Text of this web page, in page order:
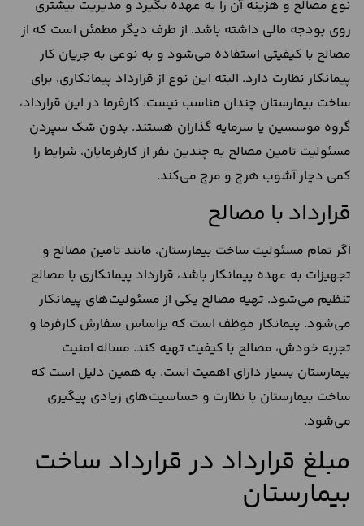
نوع مصالح و هزینه آن را به‌ عهده بگیرد و مدیریت بیشتری
روی بودجه مالی داشته باشد. از طرف دیگر مطمئن است که از
مصالح با کیفیتی استفاده می‌شود و به نوعی به جریان کار
پیمانکار نظارت دارد. البته این نوع از قرارداد پیمانکاری، برای
ساخت بیمارستان چندان مناسب نیست. کارفرما در این قرارداد،
گروه موسسین یا سرمایه گذاران هستند. بدون شک سپردن
مسئولیت تامین مصالح به چندین نفر از کارفرمایان، شرایط را
کمی دچار آشوب هرج و مرج می‌کند.
قرارداد با مصالح
اگر تمام مسئولیت ساخت بیمارستان، مانند تامین مصالح و
تجهیزات به عهده پیمانکار باشد، قرارداد پیمانکاری با مصالح
تنظیم می‌شود. تهیه مصالح یکی از مسئولیت‌های پیمانکار
می‌شود. پیمانکار موظف است که براساس سفارش کارفرما و
تجربه خودش، مصالح با کیفیت تهیه کند. مساله امنیت
بیمارستان بسیار دارای اهمیت است. به همین دلیل است که
ساخت بیمارستان با نظارت و حساسیت‌های زیادی پیگیری
می‌شود.
مبلغ قرارداد در قرارداد ساخت
بیمارستان